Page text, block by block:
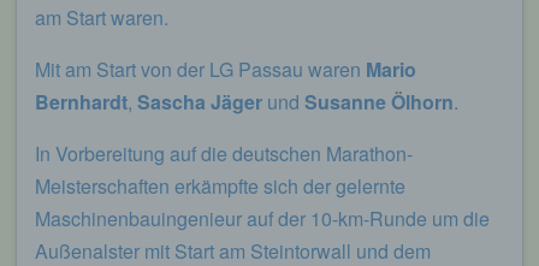
am Start waren.
Mit am Start von der LG Passau waren Mario
Bernhardt, Sascha Jäger und Susanne Ölhorn.
In Vorbereitung auf die deutschen Marathon-
Meisterschaften erkämpfte sich der gelernte
Maschinenbauingenieur auf der 10-km-Runde um die
Außenalster mit Start am Steintorwall und dem